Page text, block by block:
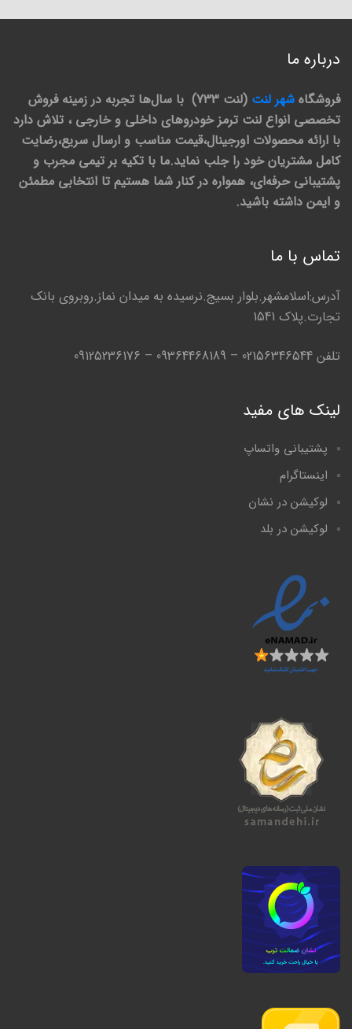
درباره ما
فروشگاه شهر لنت
(لنت 733) با سال‌ها تجربه در زمینه فروش
تخصصی انواع لنت ترمز خودروهای داخلی و خارجی ، تلاش دارد
با ارائه محصولات اورجینال،قیمت مناسب و ارسال سریع،رضایت
کامل مشتریان خود را جلب نماید.ما با تکیه بر تیمی مجرب و
پشتیبانی حرفه‌ای، همواره در کنار شما هستیم تا انتخابی مطمئن
و ایمن داشته باشید.
تماس با ما
آدرس:اسلامشهر.بلوار بسیج.نرسیده به میدان نماز.روبروی بانک
تجارت.پلاک 1541
تلفن 02156346544 – 09364468189 – 09125236176
لینک های مفید
پشتیبانی واتساپ
اینستاگرام
لوکیشن در نشان
لوکیشن در بلد